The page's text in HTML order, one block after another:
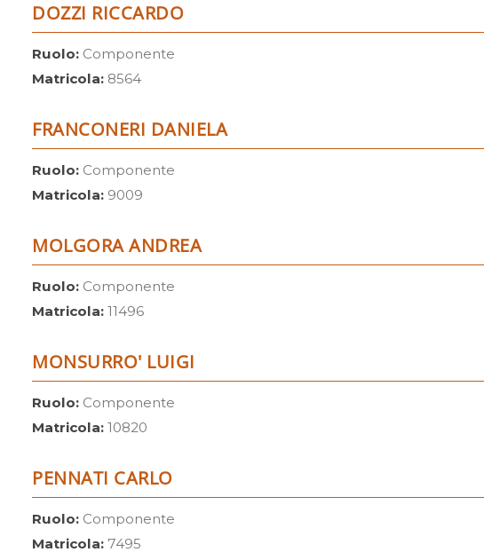
DOZZI RICCARDO
Ruolo: Componente
Matricola: 8564
FRANCONERI DANIELA
Ruolo: Componente
Matricola: 9009
MOLGORA ANDREA
Ruolo: Componente
Matricola: 11496
MONSURRO' LUIGI
Ruolo: Componente
Matricola: 10820
PENNATI CARLO
Ruolo: Componente
Matricola: 7495